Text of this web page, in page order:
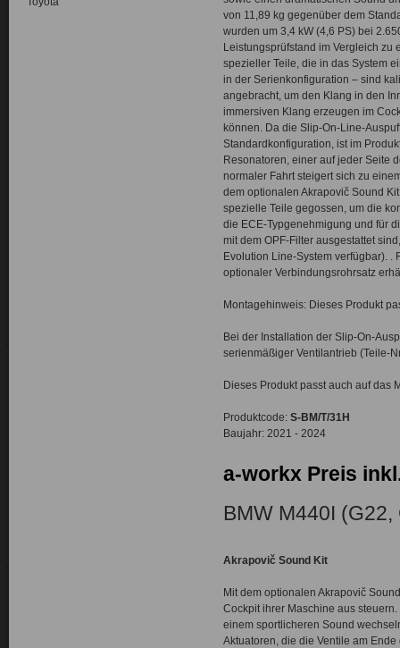
von 11,89 kg gegenüber dem
wurden um 3,4 kW (4,6 PS) bei
Leistungsprüfstand im Vergleich zu
spezieller Teile, die in das System
in der Serienkonfiguration – sind
angebracht, um den Klang in den
immersiven Klang erzeugen im
können. Da die Slip-On-Line-
Standardkonfiguration, ist im
Resonatoren, einer auf jeder Seite
normaler Fahrt steigert sich zu
dem optionalen Akrapovič Sound
spezielle Teile gegossen, um die
die ECE-Typgenehmigung und für
mit dem OPF-Filter ausgestattet
Evolution Line-System verfügbar).
optionaler Verbindungsrohrsatz
Montagehinweis: Dieses Produkt
Bei der Installation der Slip-On-
serienmäßiger Ventilantrieb (Teile-
Dieses Produkt passt auch auf das
Produktcode: S-BM/T/31H
Baujahr: 2021 - 2024
a-workx Preis
BMW M440I
Akrapovič Sound Kit
Mit dem optionalen Akrapovič
Cockpit ihrer Maschine aus
einem sportlicheren Sound
Aktuatoren, die die Ventile am